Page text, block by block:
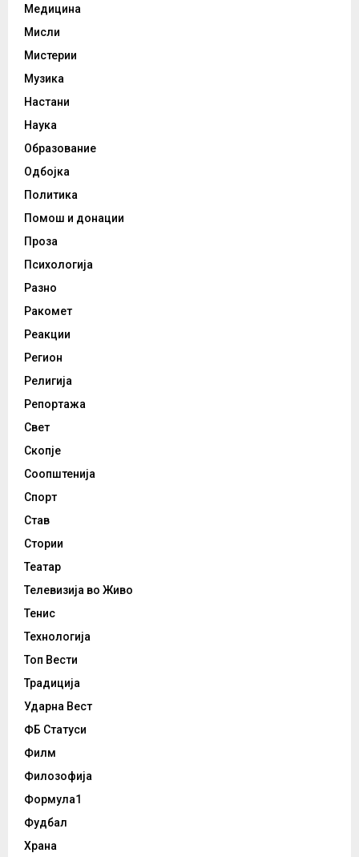
Медицина
Мисли
Мистерии
Музика
Настани
Наука
Образование
Одбојка
Политика
Помош и донации
Проза
Психологија
Разно
Ракомет
Реакции
Регион
Религија
Репортажа
Свет
Скопје
Соопштенија
Спорт
Став
Стории
Театар
Телевизија во Живо
Тенис
Технологија
Топ Вести
Традиција
Ударна Вест
ФБ Статуси
Филм
Филозофија
Формула1
Фудбал
Храна